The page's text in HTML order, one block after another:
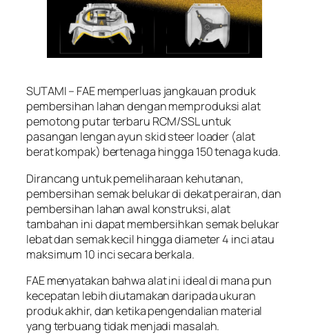
SUTAMI – FAE memperluas jangkauan produk
pembersihan lahan dengan memproduksi alat
pemotong putar terbaru RCM/SSL untuk
pasangan lengan ayun skid steer loader (alat
berat kompak) bertenaga hingga 150 tenaga kuda.
Dirancang untuk pemeliharaan kehutanan,
pembersihan semak belukar di dekat perairan, dan
pembersihan lahan awal konstruksi, alat
tambahan ini dapat membersihkan semak belukar
lebat dan semak kecil hingga diameter 4 inci atau
maksimum 10 inci secara berkala.
FAE menyatakan bahwa alat ini ideal di mana pun
kecepatan lebih diutamakan daripada ukuran
produk akhir, dan ketika pengendalian material
yang terbuang tidak menjadi masalah.